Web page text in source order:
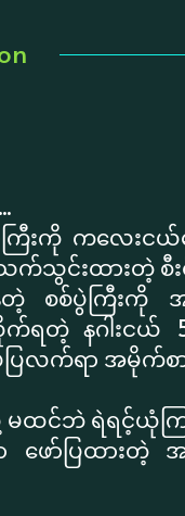
ာအုပ်ကြီးကို ကလ
သွင်းထားတဲ့ စီး
နေတဲ့ စစ်ပွဲကြီး
တဲ့ နဂါးငယ် 5
ပြလက်ရာ အမိုက်စ
ထင်ဘဲ ရဲရင့်ယုံက
ာ်ပြထားတဲ့ အ